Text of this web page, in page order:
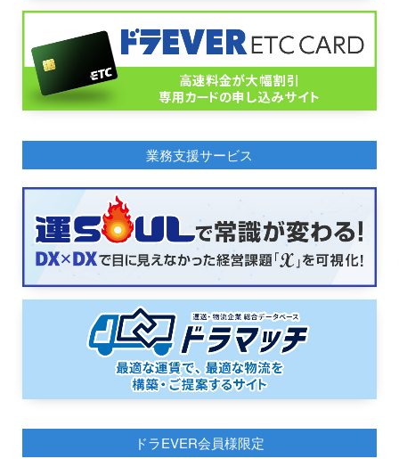
業務支援サービス
ドラEVER会員様限定